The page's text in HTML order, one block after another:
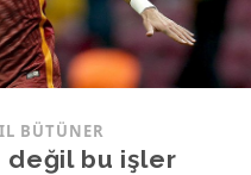
BÜTÜNER
değil bu işler